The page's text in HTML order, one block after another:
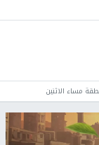
مساء الاثنين